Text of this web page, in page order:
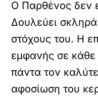
Ο Παρθένος δεν
Δουλεύει σκληρά
στόχους του. Η
εμφανής σε κάθε
πάντα τον
αφοσίωση του